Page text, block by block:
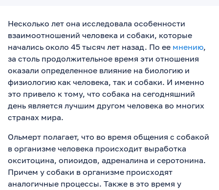
Несколько лет она исследовала особенности
взаимоотношений человека и собаки, которые
начались около 45 тысяч лет назад. По ее мнению,
за столь продолжительное время эти отношения
оказали определенное влияние на биологию и
физиологию как человека, так и собаки. И именно
это привело к тому, что собака на сегодняшний
день является лучшим другом человека во многих
странах мира.
Ольмерт полагает, что во время общения с собакой
в организме человека происходит выработка
окситоцина, опиоидов, адреналина и серотонина.
Причем у собаки в организме происходят
аналогичные процессы. Также в это время у